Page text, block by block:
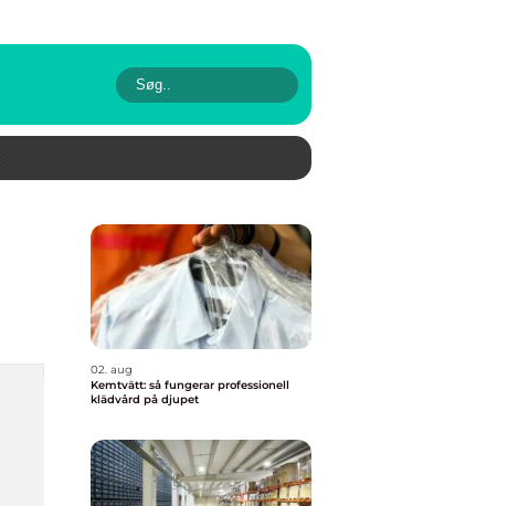
02. aug
Kemtvätt: så fungerar professionell
klädvård på djupet